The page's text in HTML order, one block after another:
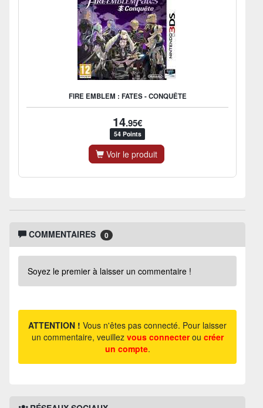
FIRE EMBLEM : FATES - CONQUÊTE
14.95€
54 Points
Voir le produit
COMMENTAIRES 0
Soyez le premier à laisser un commentaire !
ATTENTION ! Vous n'êtes pas connecté. Pour laisser
un commentaire, veuillez vous connecterou créer
un compte.